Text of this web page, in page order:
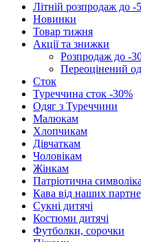
Літній розпродаж до -
Новинки
Товар тижня
Акції та знижки
Розпродаж до -
Переоцінений
Сток
Туреччина сток -30%
Одяг з Туреччини
Малюкам
Хлопчикам
Дівчаткам
Чоловікам
Жінкам
Патріотична символіка
Кава від наших
Сукні дитячі
Костюми дитячі
Футболки, сорочки